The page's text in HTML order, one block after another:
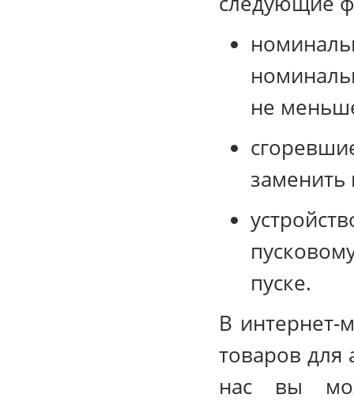
не
заменить
пуске.
В интернет-
товаров для
нас вы